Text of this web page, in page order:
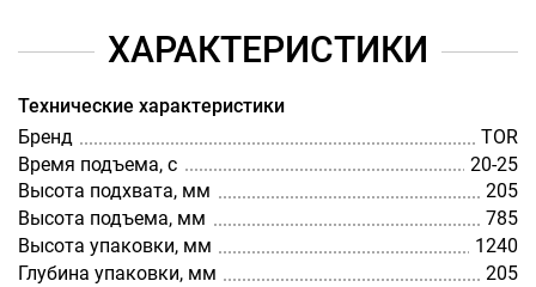
ХАРАКТЕРИСТИКИ
Технические характеристики
Бренд
TOR
Время подъема, с
20-25
Высота подхвата, мм
205
Высота подъема, мм
785
Высота упаковки, мм
1240
Глубина упаковки, мм
205